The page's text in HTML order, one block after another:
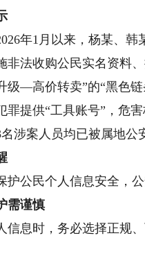
年1月以来，杨某、韩
非法收购公民实名资料
—高价转卖”的“黑色链
罪提供“工具账号”，危害
案人员均已被属地公安
公民个人信息安全，公
需谨慎
息时，务必选择正规、